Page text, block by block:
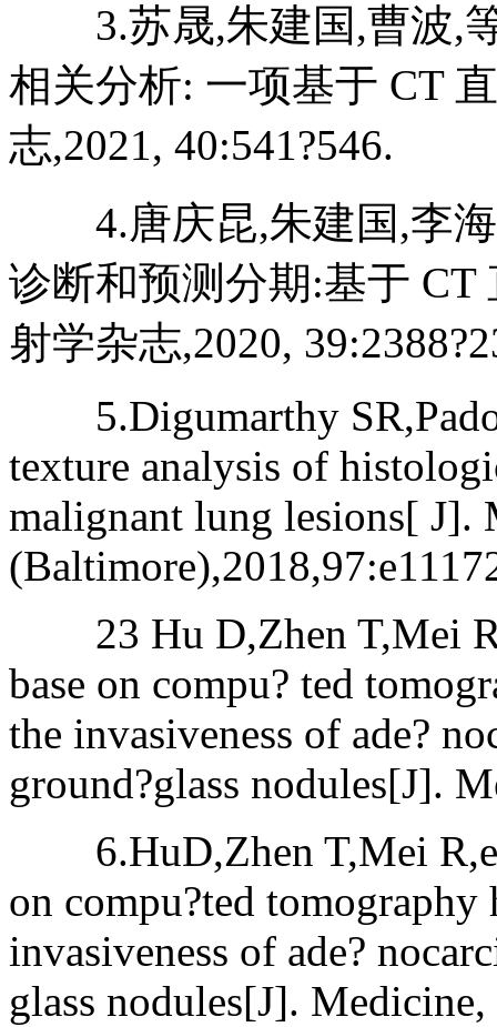
3.苏晟,朱建国,曹波,等
相关分析: 一项基于 CT
志,2021, 40:541?546.
4.唐庆昆,朱建国,李海
诊断和预测分期:基于 CT
射学杂志,2020,
5.Digumarthy
texture analysis of
malignant lung lesions[ J].
23 Hu D,Zhen T,Mei
base on compu? ted
the invasiveness of ade?
ground?glass nodules[J].
6.HuD,Zhen T,Mei
on compu?ted
invasiveness of ade?
glass nodules[J].